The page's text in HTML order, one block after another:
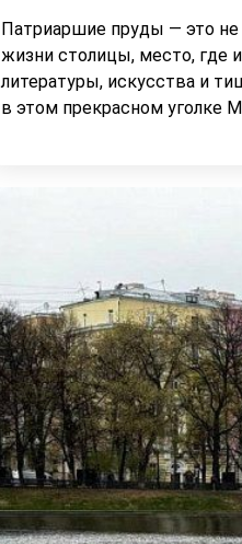
Патриаршие пруды — это
жизни столицы, место, где
литературы, искусства и
в этом прекрасном уголке